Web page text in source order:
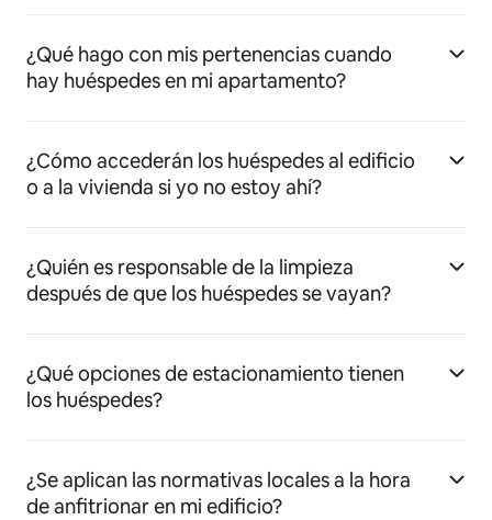
¿Qué hago con mis pertenencias cuando
hay huéspedes en mi apartamento?
¿Cómo accederán los huéspedes al edificio
o a la vivienda si yo no estoy ahí?
¿Quién es responsable de la limpieza
después de que los huéspedes se vayan?
¿Qué opciones de estacionamiento tienen
los huéspedes?
¿Se aplican las normativas locales a la hora
de anfitrionar en mi edificio?